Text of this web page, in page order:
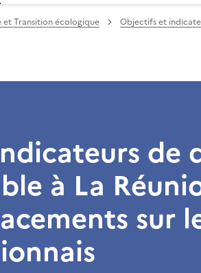
Transition écologique Objectifs et
de
à La
sur